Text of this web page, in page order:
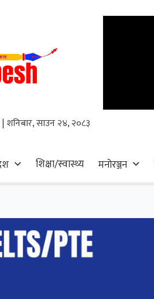
| शनिबार, साउन २४, २०८३
शिक्षा/स्वास्थ्य मनोरञ्जन